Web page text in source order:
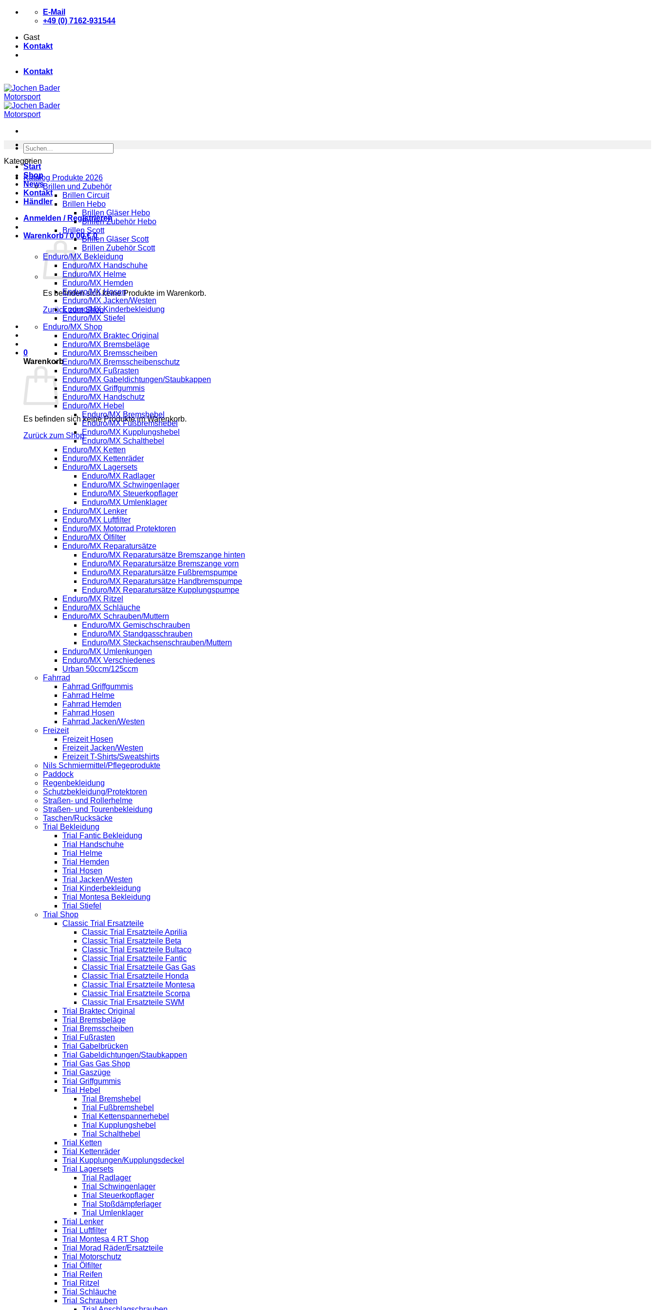
Zum
E-Mail
+49 (0) 7162-931544
Gast
Kontakt
Kontakt
Suchen
nach:
Start
Shop
News
Kontakt
Händler
Anmelden / Registrieren
Warenkorb /0,00€ 0
Es befinden sich keine Produkte im Warenkorb.
Zurück zum Shop
0
Warenkorb
Es befinden sich keine Produkte im Warenkorb.
Zurück zum Shop
Kategorien
Katalog Produkte 2026
Brillen und Zubehör
Brillen Circuit
Brillen Hebo
Brillen Gläser Hebo
Brillen Zubehör Hebo
Brillen Scott
Brillen Gläser Scott
Brillen Zubehör Scott
Enduro/MX Bekleidung
Enduro/MX Handschuhe
Enduro/MX Helme
Enduro/MX Hemden
Enduro/MX Hosen
Enduro/MX Jacken/Westen
Enduro/MX Kinderbekleidung
Enduro/MX Stiefel
Enduro/MX Shop
Enduro/MX Braktec Original
Enduro/MX Bremsbeläge
Enduro/MX Bremsscheiben
Enduro/MX Bremsscheibenschutz
Enduro/MX Fußrasten
Enduro/MX Gabeldichtungen/Staubkappen
Enduro/MX Griffgummis
Enduro/MX Handschutz
Enduro/MX Hebel
Enduro/MX Bremshebel
Enduro/MX Fußbremshebel
Enduro/MX Kupplungshebel
Enduro/MX Schalthebel
Enduro/MX Ketten
Enduro/MX Kettenräder
Enduro/MX Lagersets
Enduro/MX Radlager
Enduro/MX Schwingenlager
Enduro/MX Steuerkopflager
Enduro/MX Umlenklager
Enduro/MX Lenker
Enduro/MX Luftfilter
Enduro/MX Motorrad Protektoren
Enduro/MX Ölfilter
Enduro/MX Reparatursätze
Enduro/MX Reparatursätze Bremszange hinten
Enduro/MX Reparatursätze Bremszange vorn
Enduro/MX Reparatursätze Fußbremspumpe
Enduro/MX Reparatursätze Handbremspumpe
Enduro/MX Reparatursätze Kupplungspumpe
Enduro/MX Ritzel
Enduro/MX Schläuche
Enduro/MX Schrauben/Muttern
Enduro/MX Gemischschrauben
Enduro/MX Standgasschrauben
Enduro/MX Steckachsenschrauben/Muttern
Enduro/MX Umlenkungen
Enduro/MX Verschiedenes
Urban 50ccm/125ccm
Fahrrad
Fahrrad Griffgummis
Fahrrad Helme
Fahrrad Hemden
Fahrrad Hosen
Fahrrad Jacken/Westen
Freizeit
Freizeit Hosen
Freizeit Jacken/Westen
Freizeit T-Shirts/Sweatshirts
Nils Schmiermittel/Pflegeprodukte
Paddock
Regenbekleidung
Schutzbekleidung/Protektoren
Straßen- und Rollerhelme
Straßen- und Tourenbekleidung
Taschen/Rucksäcke
Trial Bekleidung
Trial Fantic Bekleidung
Trial Handschuhe
Trial Helme
Trial Hemden
Trial Hosen
Trial Jacken/Westen
Trial Kinderbekleidung
Trial Montesa Bekleidung
Trial Stiefel
Trial Shop
Classic Trial Ersatzteile
Classic Trial Ersatzteile Aprilia
Classic Trial Ersatzteile Beta
Classic Trial Ersatzteile Bultaco
Classic Trial Ersatzteile Fantic
Classic Trial Ersatzteile Gas Gas
Classic Trial Ersatzteile Honda
Classic Trial Ersatzteile Montesa
Classic Trial Ersatzteile Scorpa
Classic Trial Ersatzteile SWM
Trial Braktec Original
Trial Bremsbeläge
Trial Bremsscheiben
Trial Fußrasten
Trial Gabelbrücken
Trial Gabeldichtungen/Staubkappen
Trial Gas Gas Shop
Trial Gaszüge
Trial Griffgummis
Trial Hebel
Trial Bremshebel
Trial Fußbremshebel
Trial Kettenspannerhebel
Trial Kupplungshebel
Trial Schalthebel
Trial Ketten
Trial Kettenräder
Trial Kupplungen/Kupplungsdeckel
Trial Lagersets
Trial Radlager
Trial Schwingenlager
Trial Steuerkopflager
Trial Stoßdämpferlager
Trial Umlenklager
Trial Lenker
Trial Luftfilter
Trial Montesa 4 RT Shop
Trial Morad Räder/Ersatzteile
Trial Motorschutz
Trial Ölfilter
Trial Reifen
Trial Ritzel
Trial Schläuche
Trial Schrauben